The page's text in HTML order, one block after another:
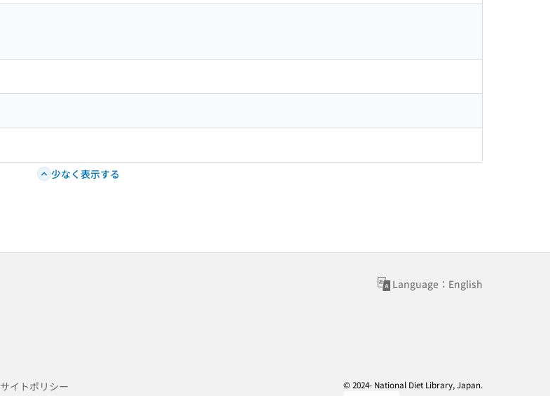
少なく表示する
Language：English
サイトポリシー
© 2024- National Diet Library, Japan.